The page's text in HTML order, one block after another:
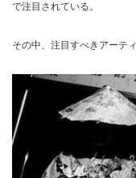
で注目されている。
その中、注目すべきアーテ